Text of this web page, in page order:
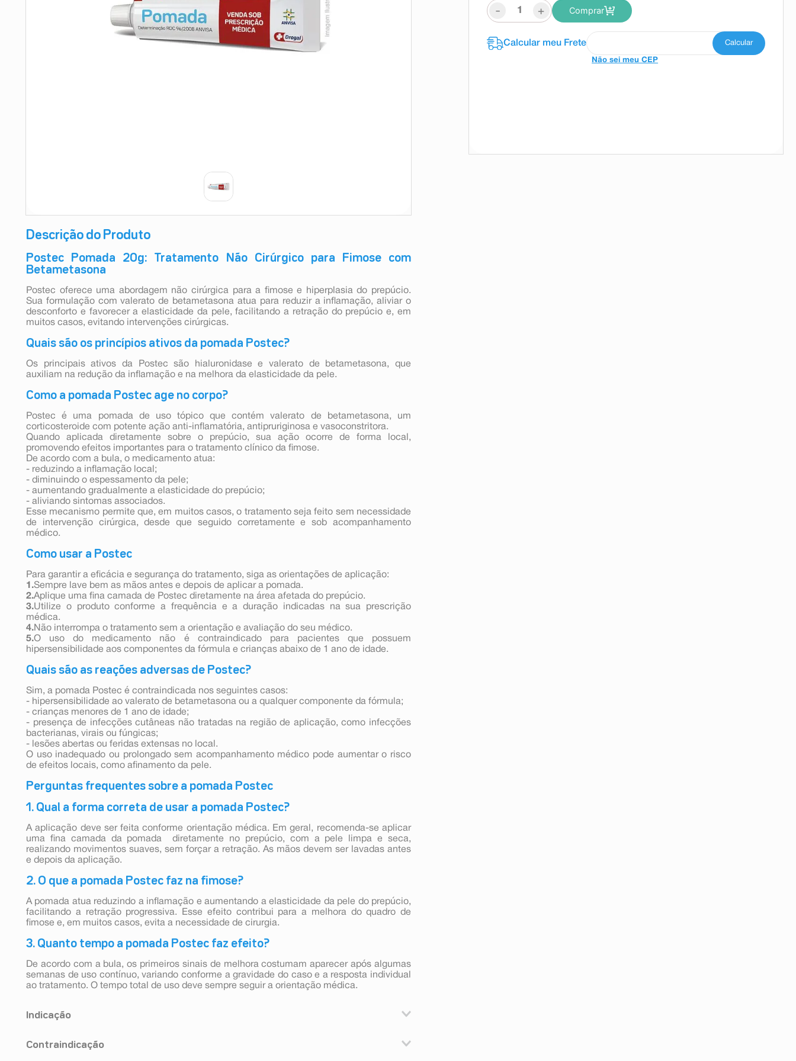
Descrição do Produto
Postec Pomada 20g: Tratamento Não Cirúrgico para Fimose com
Betametasona
Postec oferece uma abordagem não cirúrgica para a fimose e hiperplasia do prepúcio.
Sua formulação com valerato de betametasona atua para reduzir a inflamação, aliviar o
desconforto e favorecer a elasticidade da pele, facilitando a retração do prepúcio e, em
muitos casos, evitando intervenções cirúrgicas.
Quais são os princípios ativos da pomada Postec?
Os principais ativos da Postec são hialuronidase e valerato de betametasona, que
auxiliam na redução da inflamação e na melhora da elasticidade da pele.
Como a pomada Postec age no corpo?
Postec é uma pomada de uso tópico que contém valerato de betametasona, um
corticosteroide com potente ação anti-inflamatória, antipruriginosa e vasoconstritora.
Quando aplicada diretamente sobre o prepúcio, sua ação ocorre de forma local,
promovendo efeitos importantes para o tratamento clínico da fimose.
De acordo com a bula, o medicamento atua:
- reduzindo a inflamação local;
- diminuindo o espessamento da pele;
- aumentando gradualmente a elasticidade do prepúcio;
- aliviando sintomas associados.
Esse mecanismo permite que, em muitos casos, o tratamento seja feito sem necessidade
de intervenção cirúrgica, desde que seguido corretamente e sob acompanhamento
médico.
Como usar a Postec
Para garantir a eficácia e segurança do tratamento, siga as orientações de aplicação:
1.Sempre lave bem as mãos antes e depois de aplicar a pomada.
2.Aplique uma fina camada de Postec diretamente na área afetada do prepúcio.
3.Utilize o produto conforme a frequência e a duração indicadas na sua prescrição
médica.
4.Não interrompa o tratamento sem a orientação e avaliação do seu médico.
5.O uso do medicamento não é contraindicado para pacientes que possuem
hipersensibilidade aos componentes da fórmula e crianças abaixo de 1 ano de idade.
Quais são as reações adversas de Postec?
Sim, a pomada Postec é contraindicada nos seguintes casos:
- hipersensibilidade ao valerato de betametasona ou a qualquer componente da fórmula;
- crianças menores de 1 ano de idade;
- presença de infecções cutâneas não tratadas na região de aplicação, como infecções
bacterianas, virais ou fúngicas;
- lesões abertas ou feridas extensas no local.
O uso inadequado ou prolongado sem acompanhamento médico pode aumentar o risco
de efeitos locais, como afinamento da pele.
Perguntas frequentes sobre a pomada Postec
1. Qual a forma correta de usar a pomada Postec?
A aplicação deve ser feita conforme orientação médica. Em geral, recomenda-se aplicar
uma fina camada da pomada diretamente no prepúcio, com a pele limpa e seca,
realizando movimentos suaves, sem forçar a retração. As mãos devem ser lavadas antes
e depois da aplicação.
2. O que a pomada Postec faz na fimose?
A pomada atua reduzindo a inflamação e aumentando a elasticidade da pele do prepúcio,
facilitando a retração progressiva. Esse efeito contribui para a melhora do quadro de
fimose e, em muitos casos, evita a necessidade de cirurgia.
3. Quanto tempo a pomada Postec faz efeito?
De acordo com a bula, os primeiros sinais de melhora costumam aparecer após algumas
semanas de uso contínuo, variando conforme a gravidade do caso e a resposta individual
ao tratamento. O tempo total de uso deve sempre seguir a orientação médica.
Indicação
Contraindicação
- + Comprar
Não sei meu CEP
9º
esmalte
10ºabsorvente